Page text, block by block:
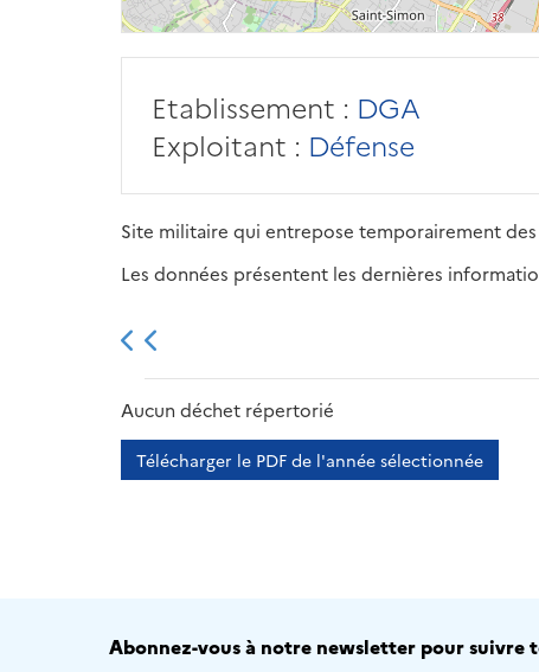
Etablissement : DGA
Exploitant : Défense
Site militaire qui entrepose temporairement
Les données présentent les dernières
2013 2014
Aucun déchet répertorié
Télécharger le PDF de l'année sélectionnée
Abonnez-vous à notre newsletter pour suivre